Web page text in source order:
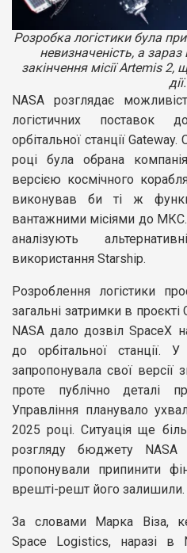
Розробка логістики була
невизначеність, а зараз
закінчення місії Artemis
дії.
NASA розглядає
логістичних поставок
орбітальної станції
році була обрана
версією космічного
виконував би ті ж
вантажними місіями до
аналізують
використання Starship.
Розроблення логістики
загальні затримки в
NASA дало дозвіл SpaceX
до орбітальної
запропонувала свої версії
проте публічно деталі
Управління планувало
2025 році. Ситуація ще
розгляду бюджету
пропонували припинити
врешті-решт його залишили.
За словами Марка Віза,
Space Logistics, наразі в